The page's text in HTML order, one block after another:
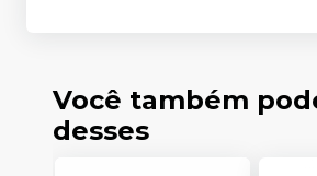
Você também
desses